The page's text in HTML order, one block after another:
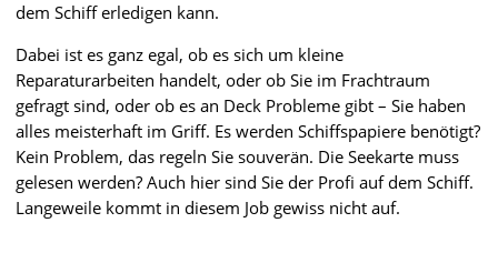
dem Schiff erledigen kann.
Dabei ist es ganz egal, ob es sich um kleine
Reparaturarbeiten handelt, oder ob Sie im Frachtraum
gefragt sind, oder ob es an Deck Probleme gibt – Sie haben
alles meisterhaft im Griff. Es werden Schiffspapiere benötigt?
Kein Problem, das regeln Sie souverän. Die Seekarte muss
gelesen werden? Auch hier sind Sie der Profi auf dem Schiff.
Langeweile kommt in diesem Job gewiss nicht auf.